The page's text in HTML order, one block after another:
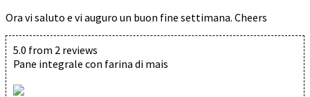
Ora vi saluto e vi auguro un buon fine settimana. Cheers
5.0 from 2 reviews
Pane integrale con farina di mais